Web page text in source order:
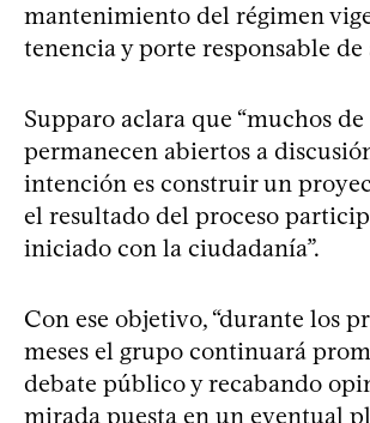
mantenimiento del régimen
tenencia y porte responsable de
Supparo aclara que “muchos
permanecen abiertos a
intención es construir un
el resultado del proceso
iniciado con la ciudadanía”.
Con ese objetivo, “durante los
meses el grupo continuará
debate público y recabando
mirada puesta en un eventual